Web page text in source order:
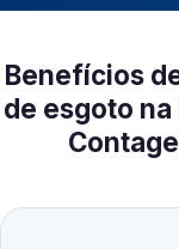
Benefícios
de esgoto na